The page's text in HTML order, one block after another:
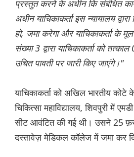
प्रस्तुत करने के अधीन कि संबंधित
अधीन याचिकाकर्ता इस न्यायालय द्वारा
हो, जमा करेगा और याचिकाकर्ता के मूल
संख्या 3 द्वारा याचिकाकर्ता को
उचित पावती पर जारी किए जाएंगे।"
याचिकाकर्ता को अखिल भारतीय कोटे
चिकित्सा महाविद्यालय, शिवपुरी में
सीट आवंटित की गई थी। उसने 25
दस्तावेज़ मेडिकल कॉलेज में जमा कर